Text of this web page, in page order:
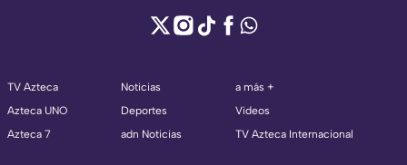
TV Azteca
Azteca UNO
Azteca 7
Noticias
Deportes
adn Noticias
a más +
Videos
TV Azteca Internacional